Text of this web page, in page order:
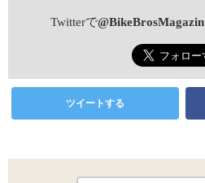
Twitterで@BikeBrosMagazin
ツイートする